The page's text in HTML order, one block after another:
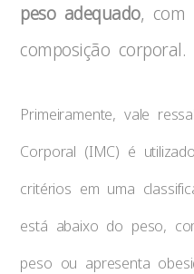
peso adequado, com
composição corporal.
Primeiramente, vale
Corporal (IMC) é
critérios em uma
está abaixo do peso,
peso ou apresenta